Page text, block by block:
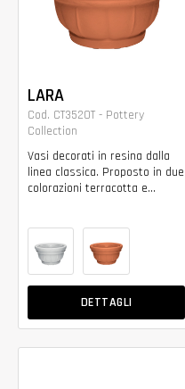
LARA
Cod. CT3520T - Pottery
Collection
Vasi decorati in resina dalla
linea classica. Proposto in due
colorazioni terracotta e...
DETTAGLI